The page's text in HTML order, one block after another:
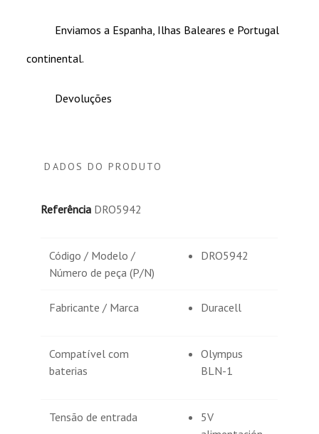
Enviamos a Espanha, Ilhas Baleares e Portugal
continental.
Devoluções
DADOS DO PRODUTO
Referência DRO5942
Código / Modelo /
Número de peça (P/N)
DRO5942
Fabricante / Marca Duracell
Compatível com
baterias
Olympus
BLN-1
Tensão de entrada
5V